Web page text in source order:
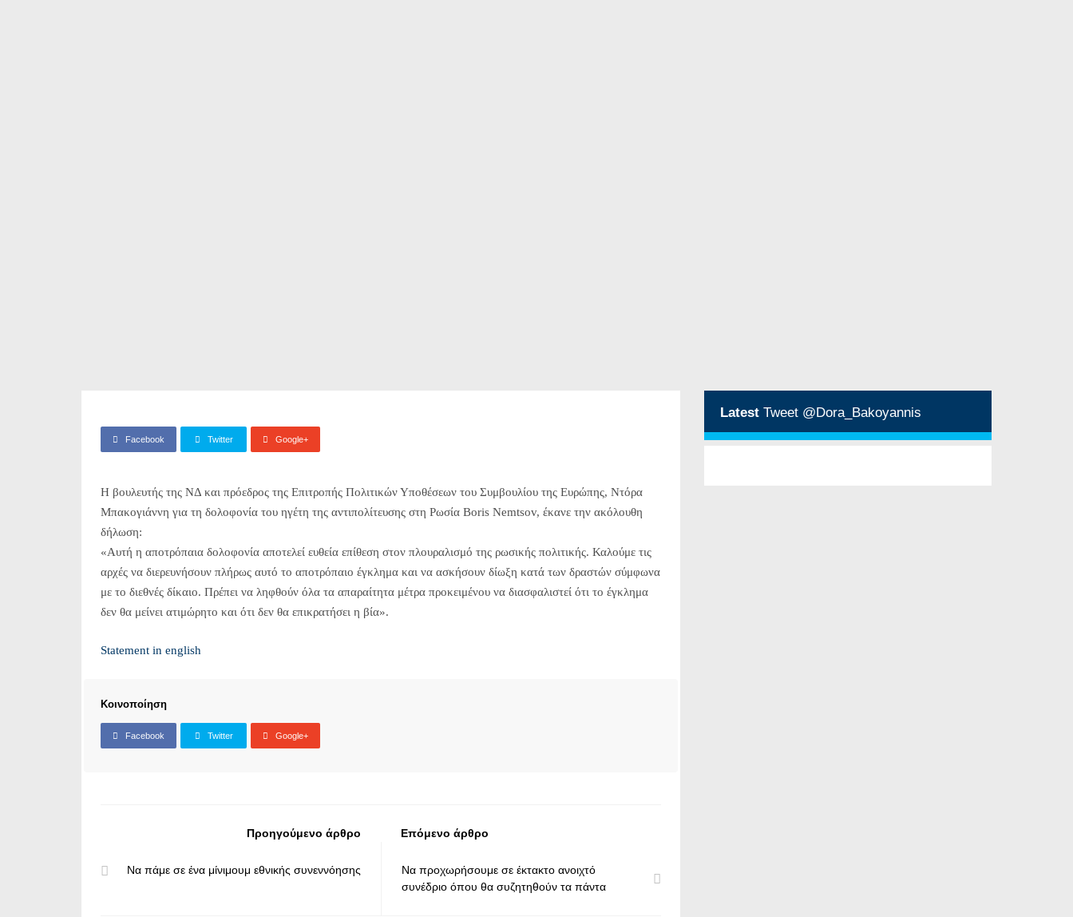
Facebook Twitter Google+
H βουλευτής της ΝΔ και πρόεδρος της Επιτροπής Πολιτικών Υποθέσεων του Συμβουλίου της Ευρώπης, Ντόρα
Μπακογιάννη για τη δολοφονία του ηγέτη της αντιπολίτευσης στη Ρωσία Boris Nemtsov, έκανε την ακόλουθη
δήλωση:
«Αυτή η αποτρόπαια δολοφονία αποτελεί ευθεία επίθεση στον πλουραλισμό της ρωσικής πολιτικής. Καλούμε τις
αρχές να διερευνήσουν πλήρως αυτό το αποτρόπαιο έγκλημα και να ασκήσουν δίωξη κατά των δραστών σύμφωνα
με το διεθνές δίκαιο. Πρέπει να ληφθούν όλα τα απαραίτητα μέτρα προκειμένου να διασφαλιστεί ότι το έγκλημα
δεν θα μείνει ατιμώρητο και ότι δεν θα επικρατήσει η βία».
Statement in english
Κοινοποίηση
Facebook Twitter Google+
Προηγούμενο άρθρο
Να πάμε σε ένα μίνιμουμ εθνικής συνεννόησης
Επόμενο άρθρο
Να προχωρήσουμε σε έκτακτο ανοιχτό
συνέδριο όπου θα συζητηθούν τα πάντα
Latest Tweet @Dora_Bakoyannis